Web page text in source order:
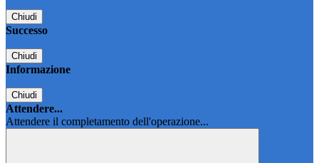
Chiudi
Successo
Chiudi
Informazione
Chiudi
Attendere...
Attendere il completamento dell'operazione...